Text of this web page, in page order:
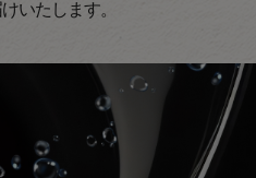
いたします。